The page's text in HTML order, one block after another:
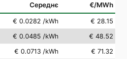
Середнє €/MWh
€ 0.0282 /kWh
€ 28.15
€ 0.0485 /kWh
€ 48.52
€ 0.0713 /kWh
€ 71.32